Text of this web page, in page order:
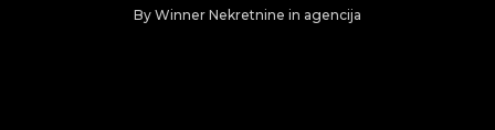
By Winner Nekretnine in agencija